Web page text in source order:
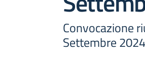
Convocazione
Settembre